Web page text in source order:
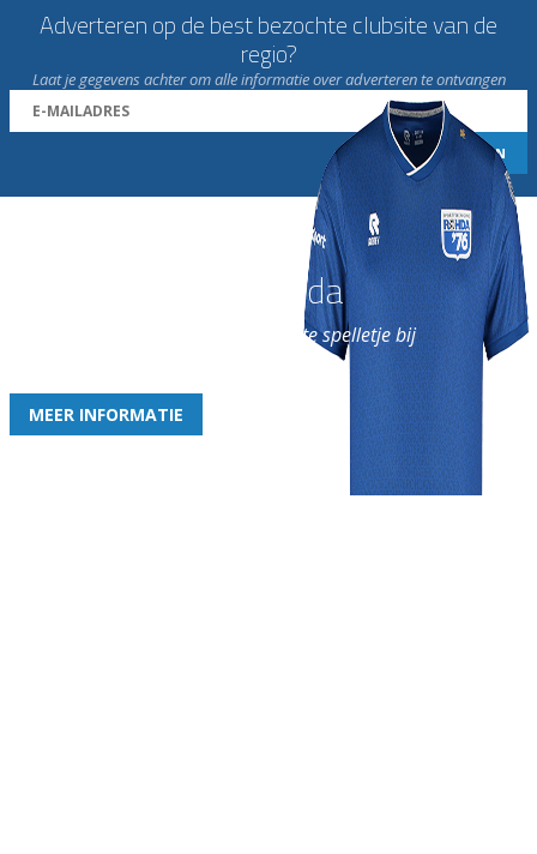
Adverteren op de best bezochte clubsite van de
regio?
Laat je gegevens achter om alle informatie over adverteren te ontvangen
Word nu lid van Rohda
en geniet iedere week van het leukste spelletje bij
MEER INFORMATIE